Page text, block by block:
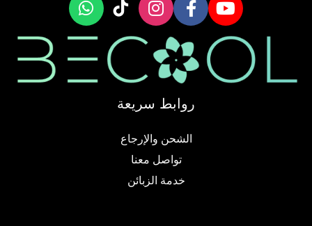
روابط سريعة
الشحن والإرجاع
تواصل معنا
خدمة الزبائن